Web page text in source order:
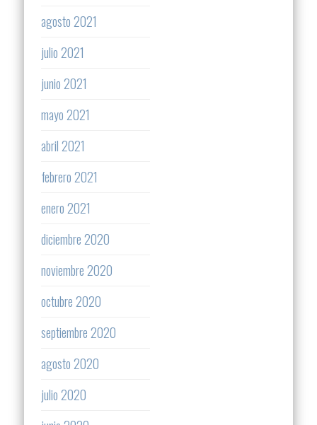
agosto 2021
julio 2021
junio 2021
mayo 2021
abril 2021
febrero 2021
enero 2021
diciembre 2020
noviembre 2020
octubre 2020
septiembre 2020
agosto 2020
julio 2020